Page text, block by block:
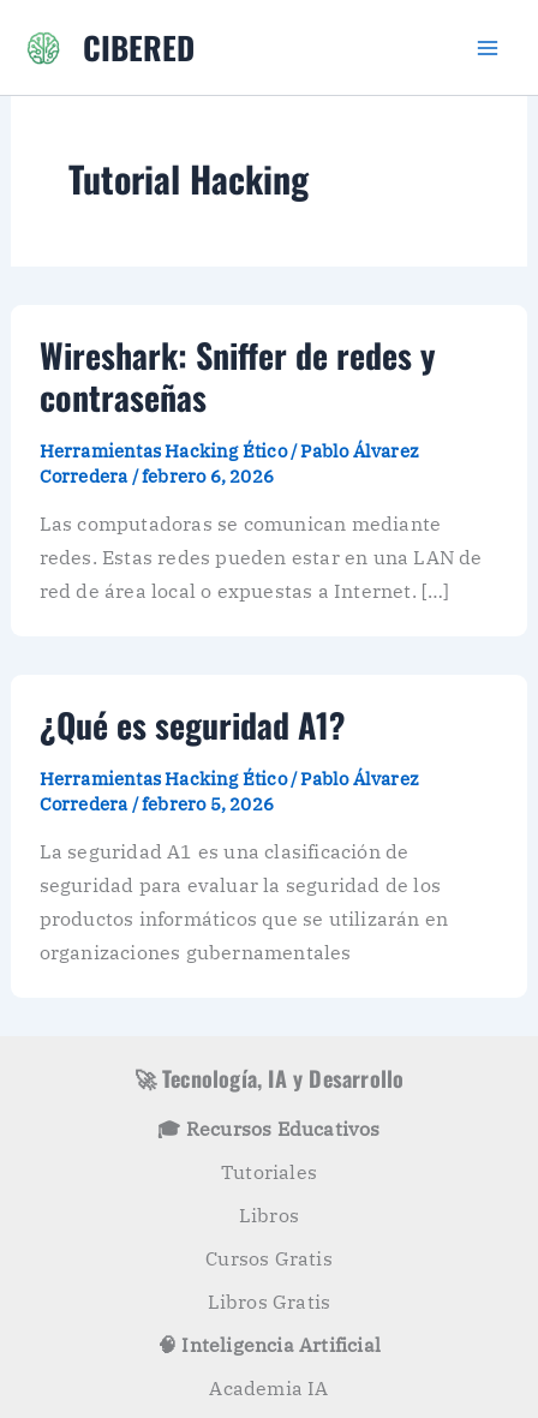
CIBERED
Tutorial Hacking
Wireshark: Sniffer de redes y
contraseñas
Herramientas Hacking Ético/Pablo Álvarez
Corredera /febrero 6, 2026
Las computadoras se comunican mediante
redes. Estas redes pueden estar en una LAN de
red de área local o expuestas a Internet. […]
¿Qué es seguridad A1?
Herramientas Hacking Ético/Pablo Álvarez
Corredera /febrero 5, 2026
La seguridad A1 es una clasificación de
seguridad para evaluar la seguridad de los
productos informáticos que se utilizarán en
organizaciones gubernamentales
🚀 Tecnología, IA y Desarrollo
🎓 Recursos Educativos
Tutoriales
Libros
Cursos Gratis
Libros Gratis
🧠 Inteligencia Artificial
Academia IA